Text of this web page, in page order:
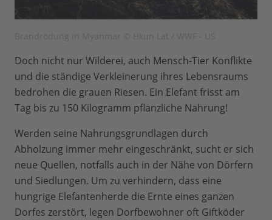
Doch nicht nur Wilderei, auch Mensch-Tier Konflikte
und die ständige Verkleinerung ihres Lebensraums
bedrohen die grauen Riesen. Ein Elefant frisst am
Tag bis zu 150 Kilogramm pflanzliche Nahrung!
Werden seine Nahrungsgrundlagen durch
Abholzung immer mehr eingeschränkt, sucht er sich
neue Quellen, notfalls auch in der Nähe von Dörfern
und Siedlungen. Um zu verhindern, dass eine
hungrige Elefantenherde die Ernte eines ganzen
Dorfes zerstört, legen Dorfbewohner oft Giftköder